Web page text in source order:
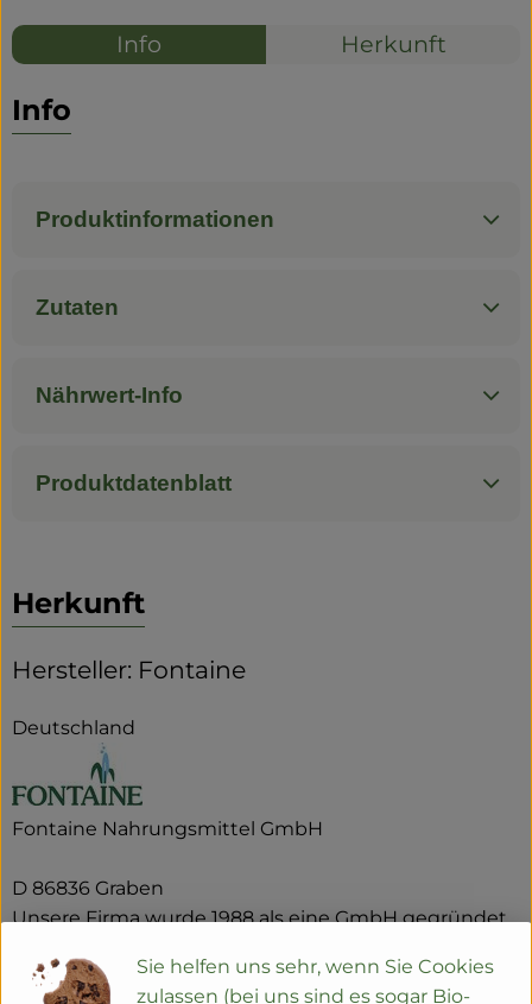
Info Herkunft
Info
Produktinformationen
Zutaten
Nährwert-Info
Produktdatenblatt
Herkunft
Hersteller: Fontaine
Deutschland
Fontaine Nahrungsmittel GmbH
D 86836 Graben
Unsere Firma wurde 1988 als eine GmbH gegründet
Die damalige Marktlage und unser persönliches
Sie helfen uns sehr, wenn Sie Cookies
zulassen (bei uns sind es sogar Bio-